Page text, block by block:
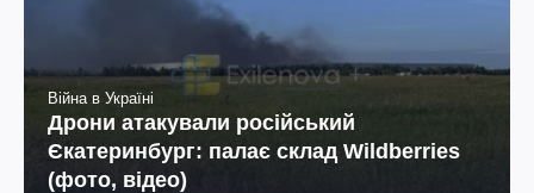
Війна в Україні
Дрони атакували російський
Єкатеринбург: палає склад Wildberries
(фото, відео)